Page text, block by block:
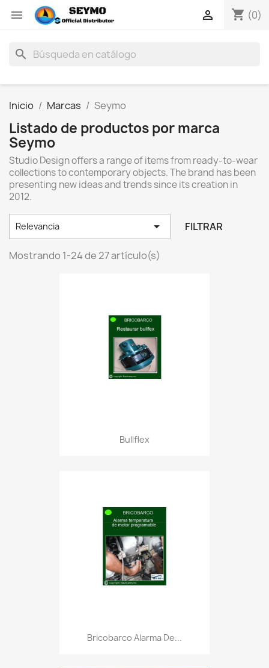
 shopping_cart (0)

search
Inicio Marcas Seymo
Listado de productos por marca
Seymo
Studio Design offers a range of items from ready-to-wear
collections to contemporary objects. The brand has been
presenting new ideas and trends since its creation in
2012.
Relevancia  FILTRAR
Mostrando 1-24 de 27 artículo(s)
Bullflex
Bricobarco Alarma De...